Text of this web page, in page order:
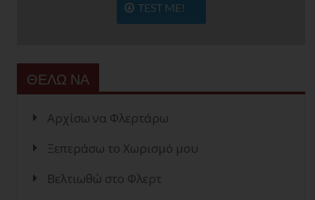
TEST ME!
ΘΕΛΩ ΝΑ
Αρχίσω να Φλερτάρω
Ξεπεράσω το Χωρισμό μου
Βελτιωθώ στο Φλερτ